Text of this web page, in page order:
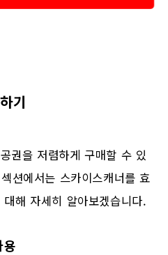
기
권을 저렴하게 구매할 수 있
션에서는 스카이스캐너를 효
해 자세히 알아보겠습니다.